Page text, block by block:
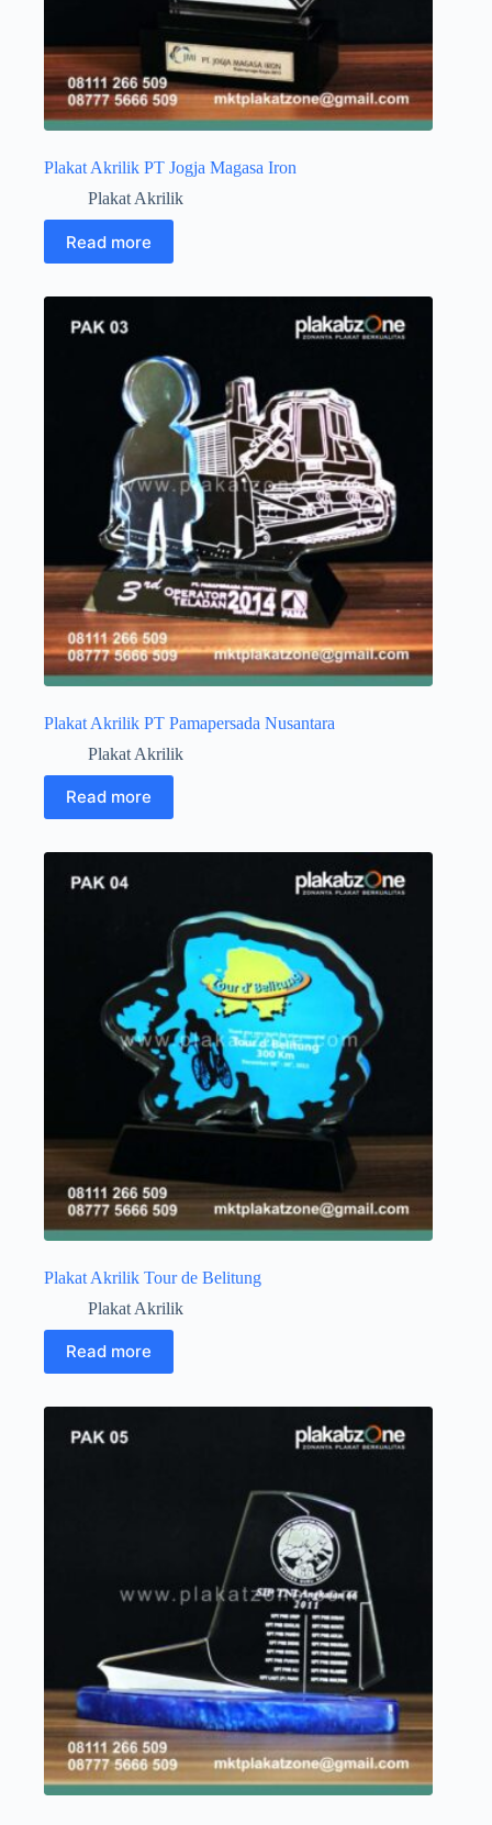
Plakat Akrilik PT Jogja Magasa Iron
Plakat Akrilik
Read more
Plakat Akrilik PT Pamapersada Nusantara
Plakat Akrilik
Read more
Plakat Akrilik Tour de Belitung
Plakat Akrilik
Read more